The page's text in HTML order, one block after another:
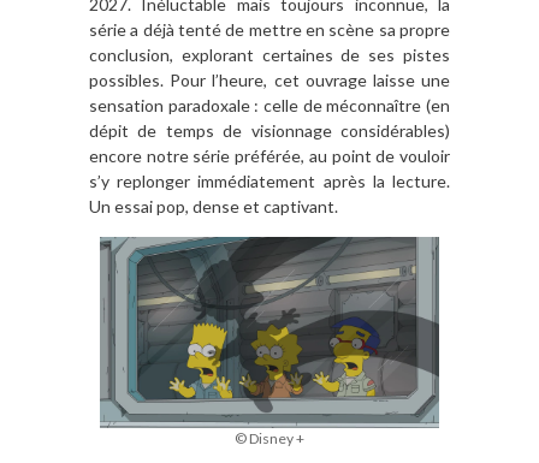
2027. Inéluctable mais toujours inconnue, la
série a déjà tenté de mettre en scène sa propre
conclusion, explorant certaines de ses pistes
possibles. Pour l’heure, cet ouvrage laisse une
sensation paradoxale : celle de méconnaître (en
dépit de temps de visionnage considérables)
encore notre série préférée, au point de vouloir
s’y replonger immédiatement après la lecture.
Un essai pop, dense et captivant.
© Disney +